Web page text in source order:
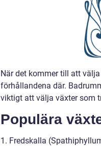
När det kommer till att
förhållandena där.
viktigt att välja växter som
Populära
1. Fredskalla